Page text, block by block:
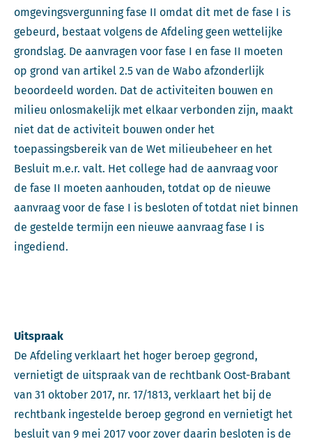
omgevingsvergunning fase II omdat dit met de fase I is
gebeurd, bestaat volgens de Afdeling geen wettelijke
grondslag. De aanvragen voor fase I en fase II moeten
op grond van artikel 2.5 van de Wabo afzonderlijk
beoordeeld worden. Dat de activiteiten bouwen en
milieu onlosmakelijk met elkaar verbonden zijn, maakt
niet dat de activiteit bouwen onder het
toepassingsbereik van de Wet milieubeheer en het
Besluit m.e.r. valt. Het college had de aanvraag voor
de fase II moeten aanhouden, totdat op de nieuwe
aanvraag voor de fase I is besloten of totdat niet binnen
de gestelde termijn een nieuwe aanvraag fase I is
ingediend.
Uitspraak
De Afdeling verklaart het hoger beroep gegrond,
vernietigt de uitspraak van de rechtbank Oost-Brabant
van 31 oktober 2017, nr. 17/1813, verklaart het bij de
rechtbank ingestelde beroep gegrond en vernietigt het
besluit van 9 mei 2017 voor zover daarin besloten is de